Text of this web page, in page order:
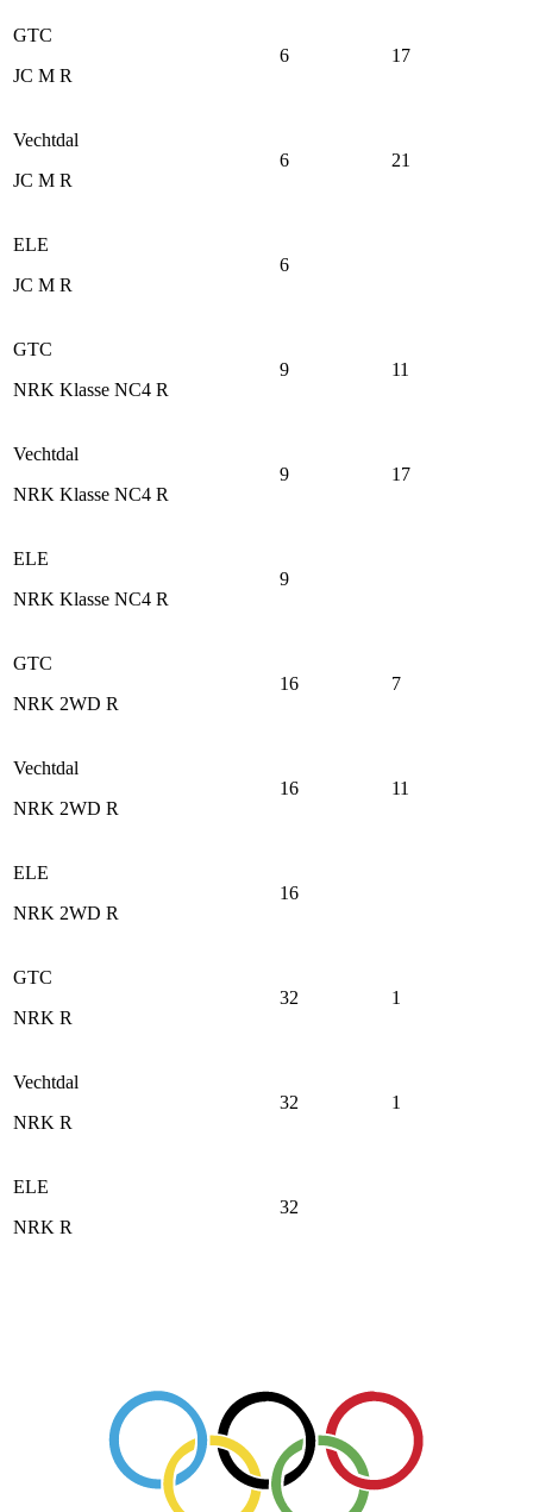
GTC
JC M R
6 17
Vechtdal
JC M R
6 21
ELE
JC M R
6
GTC
NRK Klasse NC4 R
9 11
Vechtdal
NRK Klasse NC4 R
9 17
ELE
NRK Klasse NC4 R
9
GTC
NRK 2WD R
16 7
Vechtdal
NRK 2WD R
16 11
ELE
NRK 2WD R
16
GTC
NRK R
32 1
Vechtdal
NRK R
32 1
ELE
NRK R
32